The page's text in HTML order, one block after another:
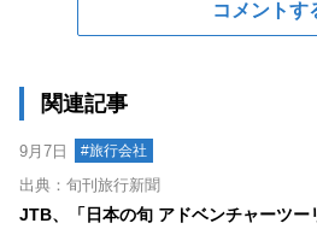
コメントす
関連記事
9月7日 #旅行会社
出典：旬刊旅行新聞
JTB、「日本の旬 アドベンチャーツー